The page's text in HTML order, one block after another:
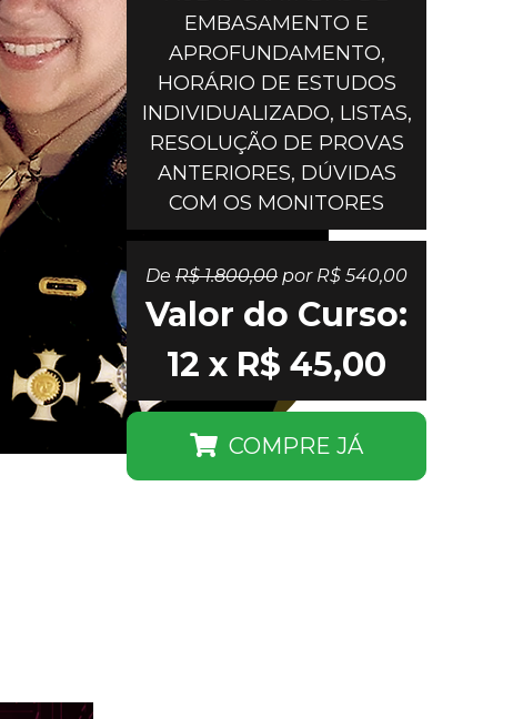
EMBASAMENTO E
APROFUNDAMENTO,
HORÁRIO DE ESTUDOS
INDIVIDUALIZADO, LISTAS,
RESOLUÇÃO DE PROVAS
ANTERIORES, DÚVIDAS
COM OS MONITORES
De R$ 1.800,00 por R$ 540,00
Valor do Curso:
12 x R$ 45,00
COMPRE JÁ